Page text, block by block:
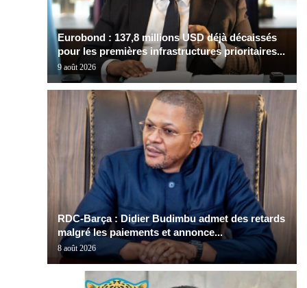
Eurobond : 137,8 millions USD déjà décaissés
pour les premières infrastructures prioritaires...
9 août 2026
RDC-Barça : Didier Budimbu admet des retards
malgré les paiements et annonce...
8 août 2026